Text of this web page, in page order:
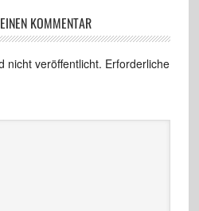
KOMMENTAR
nicht veröffentlicht. Erforderliche